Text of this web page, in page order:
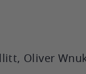
Oliver